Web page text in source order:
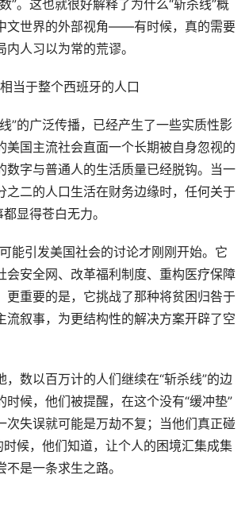
”。这也就很好解释了为什么“斩杀线”概
文世界的外部视角——有时候，真的需要
人习以为常的荒谬。
当于整个西班牙的人口
”的广泛传播，已经产生了一些实质性影
美国主流社会直面一个长期被自身忽视的
数字与普通人的生活质量已经脱钩。当一
之二的人口生活在财务边缘时，任何关于
显得苍白无力。
能引发美国社会的讨论才刚刚开始。它
会安全网、改革福利制度、重构医疗保障
更重要的是，它挑战了那种将贫困归咎于
流叙事，为更结构性的解决方案开辟了空
，数以百万计的人们继续在“斩杀线”的边
时候，他们被提醒，在这个没有“缓冲垫”
次失误就可能是万劫不复；当他们真正碰
时候，他们知道，让个人的困境汇集成集
是一条求生之路。